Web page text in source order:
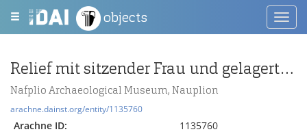
objects
Relief mit sitzender Frau und gelagertem Mann
Nafplio Archaeological Museum, Nauplion
arachne.dainst.org/entity/1135760
Arachne ID:
1135760